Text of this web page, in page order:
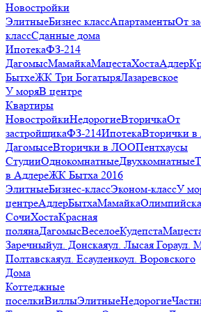
Новостройки
ЭлитныеБизнес классАпартаментыОт
классСданные дома
ИпотекаФЗ-214
ДагомысМамайкаМацестаХостаАдлер
БытхеЖК Три БогатыряЛазаревское
У моряВ центре
Квартиры
НовостройкиНедорогиеВторичкаОт
застройщикаФЗ-214ИпотекаВторички в
ДагомысеВторички в ЛООПентхаусы
СтудииОднокомнатныеДвухкомнатные
в АдлереЖК Бытха 2016
ЭлитныеБизнес-классЭконом-классУ
центреАдлерБытхаМамайка
СочиХостаКрасная
полянаДагомысВеселоеКудепста
Заречныйул. Донскаяул. Лысая Гораул.
Полтавскаяул. Есауленкоул. Воровского
Дома
Коттеджные
поселкиВиллыЭлитныеНедорогие